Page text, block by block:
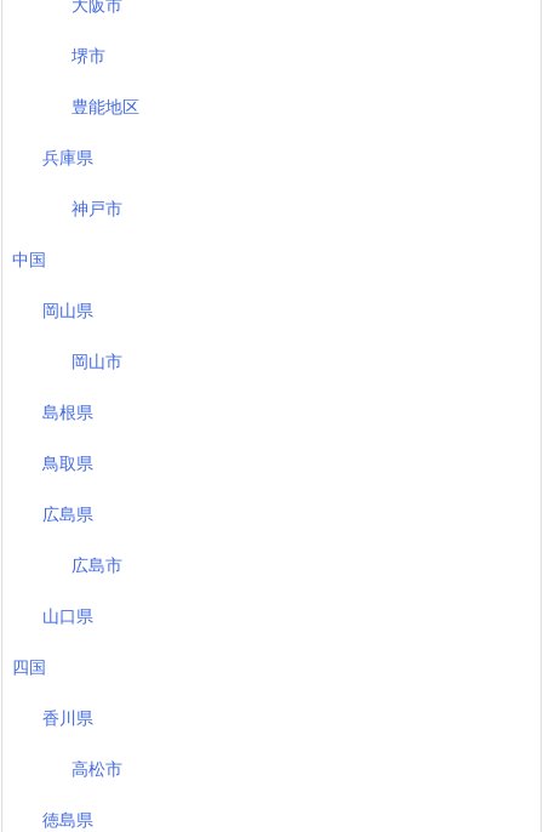
大阪市
堺市
豊能地区
兵庫県
神戸市
中国
岡山県
岡山市
島根県
鳥取県
広島県
広島市
山口県
四国
香川県
高松市
徳島県